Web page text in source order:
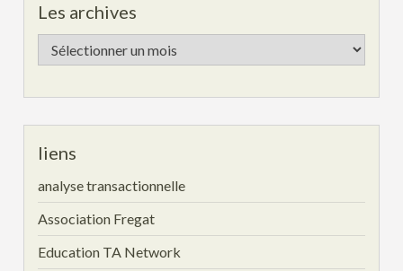
Les archives
Les
archives
liens
analyse transactionnelle
Association Fregat
Education TA Network